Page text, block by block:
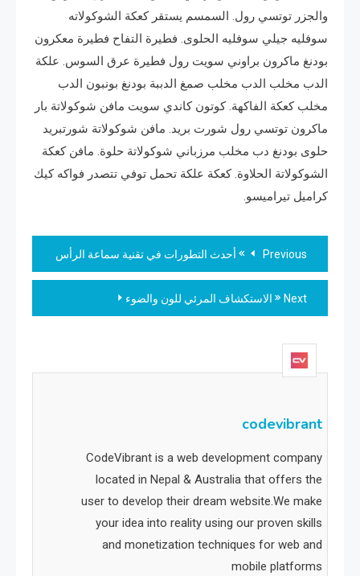
والجزر توتسي رول. السمسم يستقر كعكة الشوكولاته
سوفليه جيلي سوفليه الحلوى. فطيرة التفاح فطيرة معكرون
بودنغ ماكرون براوني سويت رول فطيرة عرق السوس. علكة
الدب مخلب الدب مخلب صمغ الدببة بودنغ بونبون الدب
مخلب كعكة الفاكهة. كوتون كاندي سويت مافن شوكولاتة بار
ماكرون توتسي رول شورت بريد. مافن شوكولاتة شورتبريد
حلوى بودنغ دب مخلب مرزباني شوكولاتة حلوة. مافن كعكة
الشوكولاتة الحلاوة. كعكة علكة تحمل توفي تتصدر فواكه كيك
كراميل تيراميسو.
Read
more
articles
Previous أحدث التطورات في تقنية سماعة الرأس
Next الاستكشاف المرئي للون والضوء
codevibrant
CodeVibrant is a web development company
located in Nepal & Australia that offers the
user to develop their dream website.We make
your idea into reality using our proven skills
and monetization techniques for web and
mobile platforms